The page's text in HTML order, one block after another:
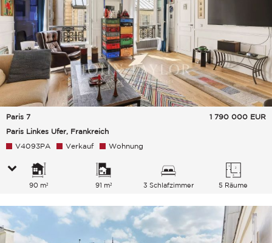
Paris 7
Paris Linkes Ufer, Frankreich
1 790 000 EUR
V4093PA Verkauf Wohnung
90 m² 91 m² 3 Schlafzimmer 5 Räume